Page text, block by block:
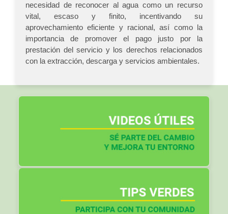
necesidad de reconocer al agua como un recurso
vital, escaso y finito, incentivando su
aprovechamiento eficiente y racional, así como la
importancia de promover el pago justo por la
prestación del servicio y los derechos relacionados
con la extracción, descarga y servicios ambientales.